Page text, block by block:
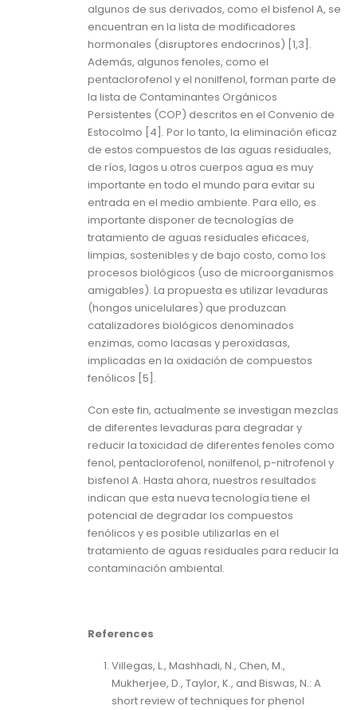
algunos de sus derivados, como el bisfenol A, se
encuentran en la lista de modificadores
hormonales (disruptores endocrinos) [1,3].
Además, algunos fenoles, como el
pentaclorofenol y el nonilfenol, forman parte de
la lista de Contaminantes Orgánicos
Persistentes (COP) descritos en el Convenio de
Estocolmo [4]. Por lo tanto, la eliminación eficaz
de estos compuestos de las aguas residuales,
de ríos, lagos u otros cuerpos agua es muy
importante en todo el mundo para evitar su
entrada en el medio ambiente. Para ello, es
importante disponer de tecnologías de
tratamiento de aguas residuales eficaces,
limpias, sostenibles y de bajo costo, como los
procesos biológicos (uso de microorganismos
amigables). La propuesta es utilizar levaduras
(hongos unicelulares) que produzcan
catalizadores biológicos denominados
enzimas, como lacasas y peroxidasas,
implicadas en la oxidación de compuestos
fenólicos [5].
Con este fin, actualmente se investigan mezclas
de diferentes levaduras para degradar y
reducir la toxicidad de diferentes fenoles como
fenol, pentaclorofenol, nonilfenol, p-nitrofenol y
bisfenol A. Hasta ahora, nuestros resultados
indican que esta nueva tecnología tiene el
potencial de degradar los compuestos
fenólicos y es posible utilizarlas en el
tratamiento de aguas residuales para reducir la
contaminación ambiental.
References
Villegas, L., Mashhadi, N., Chen, M.,
Mukherjee, D., Taylor, K., and Biswas, N.: A
short review of techniques for phenol